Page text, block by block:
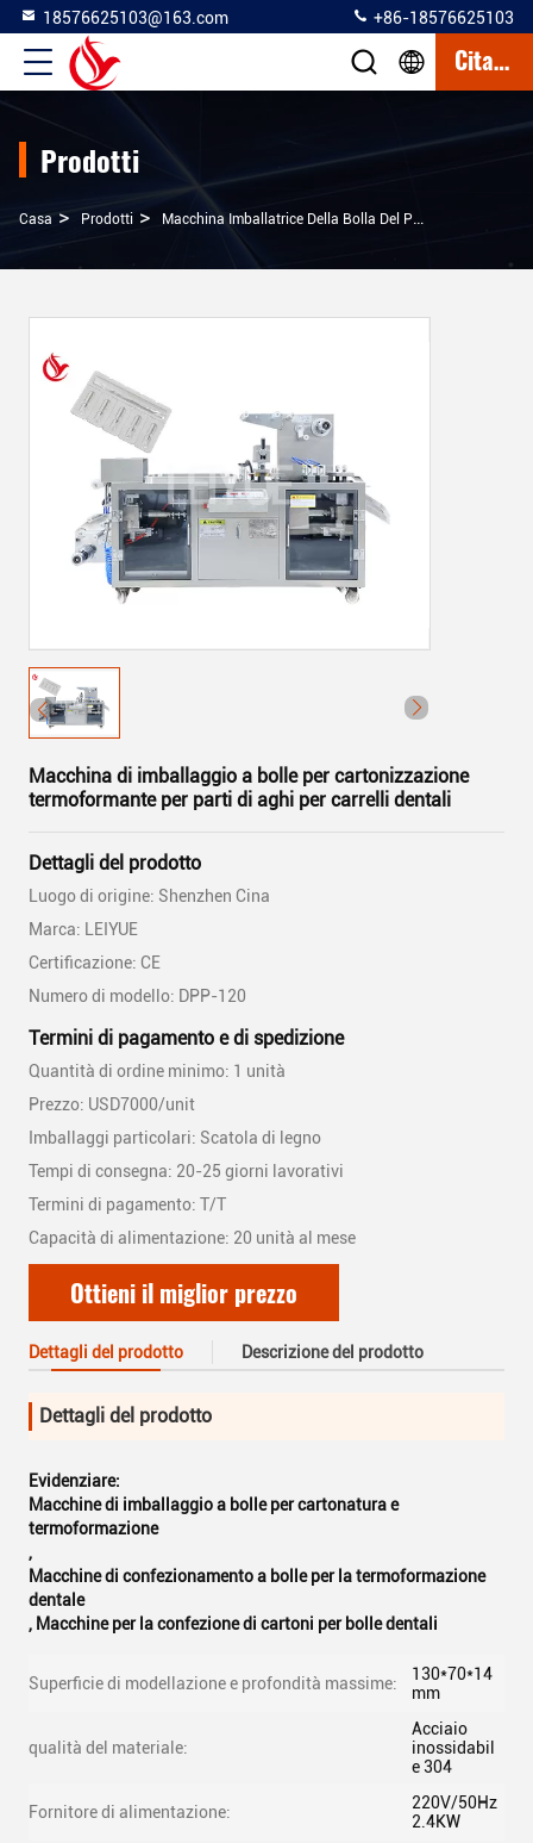
18576625103@163.com +86-18576625103
Citazione
Prodotti
Casa > Prodotti > Macchina Imballatrice Della Bolla Del PVC Di Alluminio
Macchina di imballaggio a bolle per cartonizzazione
termoformante per parti di aghi per carrelli dentali
Dettagli del prodotto
Luogo di origine: Shenzhen Cina
Marca: LEIYUE
Certificazione: CE
Numero di modello: DPP-120
Termini di pagamento e di spedizione
Quantità di ordine minimo: 1 unità
Prezzo: USD7000/unit
Imballaggi particolari: Scatola di legno
Tempi di consegna: 20-25 giorni lavorativi
Termini di pagamento: T/T
Capacità di alimentazione: 20 unità al mese
Ottieni il miglior prezzo
Dettagli del prodotto Descrizione del prodotto
Dettagli del prodotto
Evidenziare:
Macchine di imballaggio a bolle per cartonatura e
termoformazione
,
Macchine di confezionamento a bolle per la termoformazione
dentale
, Macchine per la confezione di cartoni per bolle dentali
Superficie di modellazione e profondità massime:
130*70*14
mm
qualità del materiale:
Acciaio
inossidabil
e 304
Fornitore di alimentazione:
220V/50Hz
2.4KW